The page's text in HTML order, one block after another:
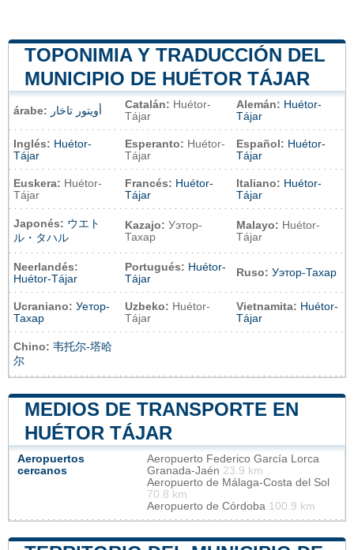
TOPONIMIA Y TRADUCCIÓN DEL
MUNICIPIO DE HUÉTOR TÁJAR
árabe: أويتور تاخار
Catalán: Huétor-
Tájar
Alemán: Huétor-
Tájar
Inglés: Huétor-
Tájar
Esperanto: Huétor-
Tájar
Español: Huétor-
Tájar
Euskera: Huétor-
Tájar
Francés: Huétor-
Tájar
Italiano: Huétor-
Tájar
Japonés: ウエト
ル・タハル
Kazajo: Уэтор-
Тахар
Malayo: Huétor-
Tájar
Neerlandés:
Huétor-Tájar
Portugués: Huétor-
Tájar
Ruso: Уэтор-Тахар
Ucraniano: Уетор-
Тахар
Uzbeko: Huétor-
Tájar
Vietnamita: Huétor-
Tájar
Chino: 韦托尔-塔哈
尔
MEDIOS DE TRANSPORTE EN
HUÉTOR TÁJAR
Aeropuertos
cercanos
Aeropuerto Federico García Lorca
Granada-Jaén 23.9 km
Aeropuerto de Málaga-Costa del Sol
70.8 km
Aeropuerto de Córdoba 100.9 km